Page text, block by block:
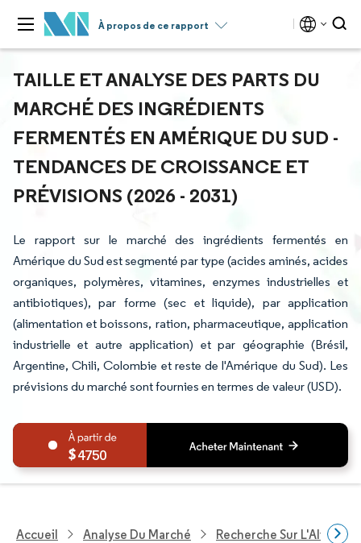
À propos de ce rapport
TAILLE ET ANALYSE DES PARTS DU
MARCHÉ DES INGRÉDIENTS
FERMENTÉS EN AMÉRIQUE DU SUD -
TENDANCES DE CROISSANCE ET
PRÉVISIONS (2026 - 2031)
Le rapport sur le marché des ingrédients fermentés en
Amérique du Sud est segmenté par type (acides aminés, acides
organiques, polymères, vitamines, enzymes industrielles et
antibiotiques), par forme (sec et liquide), par application
(alimentation et boissons, ration, pharmaceutique, application
industrielle et autre application) et par géographie (Brésil,
Argentine, Chili, Colombie et reste de l'Amérique du Sud). Les
prévisions du marché sont fournies en termes de valeur (USD).
4750
Accueil Analyse Du Marché Recherche Sur